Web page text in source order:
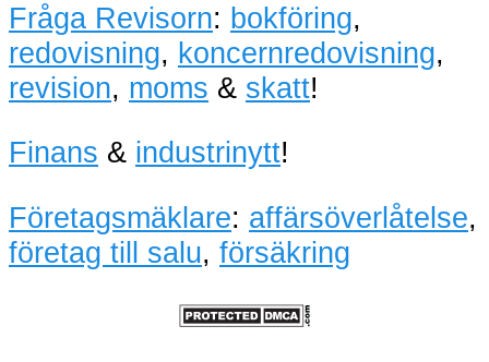
Fråga Revisorn: bokföring,
redovisning, koncernredovisning,
revision, moms & skatt!
Finans & industrinytt!
Företagsmäklare: affärsöverlåtelse,
företag till salu, försäkring